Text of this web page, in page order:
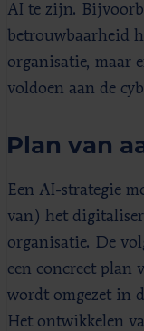
AI te zijn.
betrouwbaarheid
organisatie, maar
voldoen aan de
Plan van
Een AI-strategie
van) het
organisatie. De
een concreet plan
wordt omgezet in
Het ontwikkelen